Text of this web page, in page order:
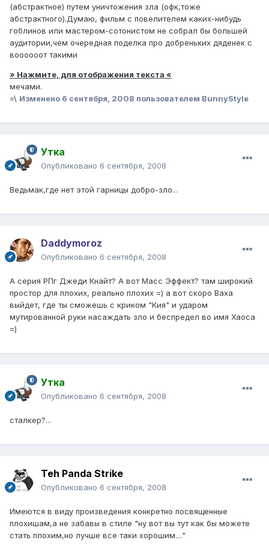
(абстрактное) путем уничтожения зла (офк,тоже
абстрактного).Думаю, фильм с повелителем каких-нибудь
гоблинов или мастером-сотонистом не собрал бы большей
аудитории,чем очередная поделка про добреньких дяденек с
воооооот такими
» Нажмите, для отображения текста «
мечами.
=\ Изменено 6 сентября, 2008 пользователем BunnyStyle
Утка
Опубликовано 6 сентября, 2008
Ведьмак,где нет этой гарницы добро-зло...
Daddymoroz
Опубликовано 6 сентября, 2008
А серия РПг Джеди Кнайт? А вот Масс Эффект? там широкий
простор для плохих, реально плохих =) а вот скоро Ваха
выйдет, где ты сможешь с криком "Кия" и ударом
мутированной руки насаждать зло и беспредел во имя Хаоса
=)
Утка
Опубликовано 6 сентября, 2008
сталкер?...
Teh Panda Strike
Опубликовано 6 сентября, 2008
Имеются в виду произведения конкретно посвященные
плохишам,а не забавы в стиле "ну вот вы тут как бы можете
стать плохим,но лучше все таки хорошим...."